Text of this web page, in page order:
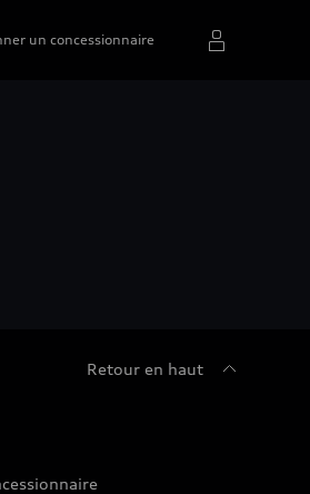
un concessionnaire
Retour en haut